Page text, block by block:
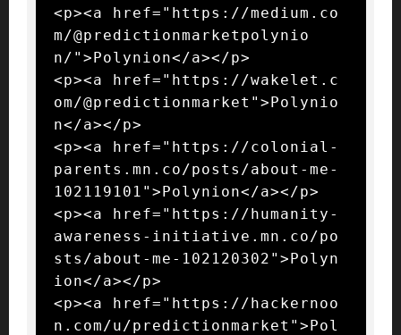
<p><a href="https://medium.co
m/@predictionmarketpolynio
n/">Polynion</a></p>
<p><a href="https://wakelet.c
om/@predictionmarket">Polynio
n</a></p>
<p><a href="https://colonial-
parents.mn.co/posts/about-me-
102119101">Polynion</a></p>
<p><a href="https://humanity-
awareness-initiative.mn.co/po
sts/about-me-102120302">Polyn
ion</a></p>
<p><a href="https://hackernoo
n.com/u/predictionmarket">Pol